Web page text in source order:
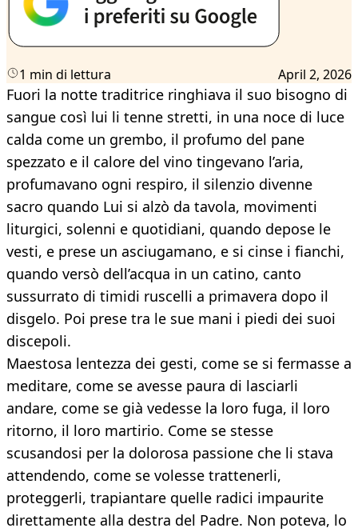
1 min di lettura April 2, 2026
Fuori la notte traditrice ringhiava il suo bisogno di
sangue così lui li tenne stretti, in una noce di luce
calda come un grembo, il profumo del pane
spezzato e il calore del vino tingevano l’aria,
profumavano ogni respiro, il silenzio divenne
sacro quando Lui si alzò da tavola, movimenti
liturgici, solenni e quotidiani, quando depose le
vesti, e prese un asciugamano, e si cinse i fianchi,
quando versò dell’acqua in un catino, canto
sussurrato di timidi ruscelli a primavera dopo il
disgelo. Poi prese tra le sue mani i piedi dei suoi
discepoli.
Maestosa lentezza dei gesti, come se si fermasse a
meditare, come se avesse paura di lasciarli
andare, come se già vedesse la loro fuga, il loro
ritorno, il loro martirio. Come se stesse
scusandosi per la dolorosa passione che li stava
attendendo, come se volesse trattenerli,
proteggerli, trapiantare quelle radici impaurite
direttamente alla destra del Padre. Non poteva, lo